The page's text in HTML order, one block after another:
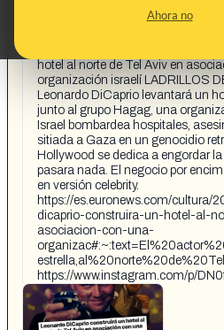
Ahora no
SPANISH REVOLUTION
hotel al norte de Tel Aviv en
organización israelí LADRILLOS
Leonardo DiCaprio levantará un
junto al grupo Hagag, una
Israel bombardea hospitales,
sitiada a Gaza en un genocidio
Hollywood se dedica a engordar
pasara nada. El negocio por
en versión celebrity.
https://es.euronews.com/cultura/
dicaprio-construira-un-hotel-al-
asociacion-con-una-
https://www.instagram.com/p/